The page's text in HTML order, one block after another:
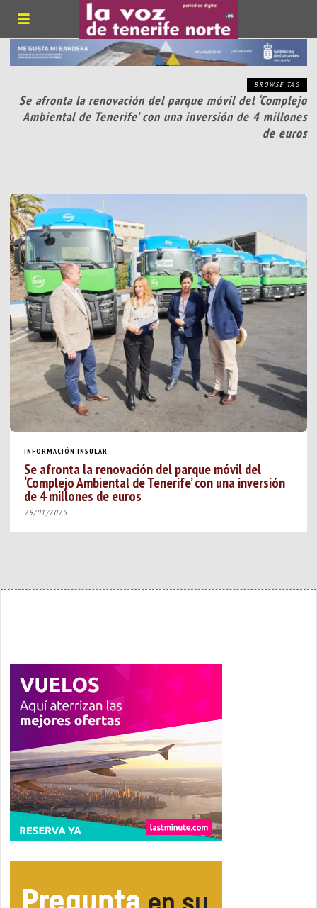
BROWSE TAG
Se afronta la renovación del parque móvil del ‘Complejo
Ambiental de Tenerife’ con una inversión de 4 millones
de euros
INFORMACIÓN INSULAR
Se afronta la renovación del parque móvil del
‘Complejo Ambiental de Tenerife’ con una inversión
de 4 millones de euros
29/01/2025